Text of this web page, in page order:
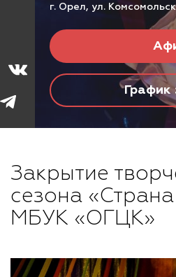
г. Орел, ул.
График
Закрытие
сезона «Страна
МБУК «ОГЦК»